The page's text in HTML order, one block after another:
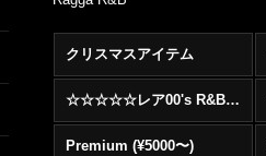
クリスマスアイテム
☆☆☆☆☆レア00's R&B Promo Only盤特集！！☆☆☆☆☆
Premium (¥5000〜)